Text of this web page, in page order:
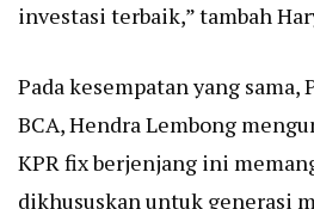
investasi terbaik,” tambah
Pada kesempatan yang
BCA, Hendra Lembong
KPR fix berjenjang ini
dikhususkan untuk generasi